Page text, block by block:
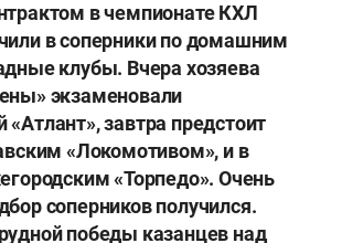
в чемпионате КХЛ
в соперники по домашним
клубы. Вчера хозяева
экзаменовали
завтра предстоит
«Локомотивом», и в
«Торпедо». Очень
соперников получился.
победы казанцев над